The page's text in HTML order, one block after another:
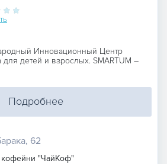
Инновационный Центр
для детей и взрослых. SMARTUM –
Подробнее
62
кофейни "ЧайКоф"